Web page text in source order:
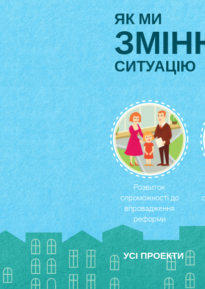
ЯК МИ
СИТУАЦIЮ
Розвиток
спроможності до
впровадження
реформи
УСI ПРОЕКТИ